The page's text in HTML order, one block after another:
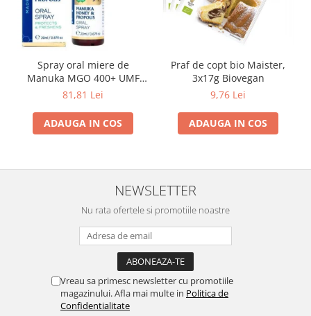
Spray oral miere de
Manuka MGO 400+ UMF
13+ cu Propolis (20ml)
81,81 Lei
ADAUGA IN COS
Praf de copt bio Maister,
3x17g Biovegan
9,76 Lei
ADAUGA IN COS
NEWSLETTER
Nu rata ofertele si promotiile noastre
Vreau sa primesc newsletter cu promotiile
magazinului. Afla mai multe in Politica de
Confidentialitate